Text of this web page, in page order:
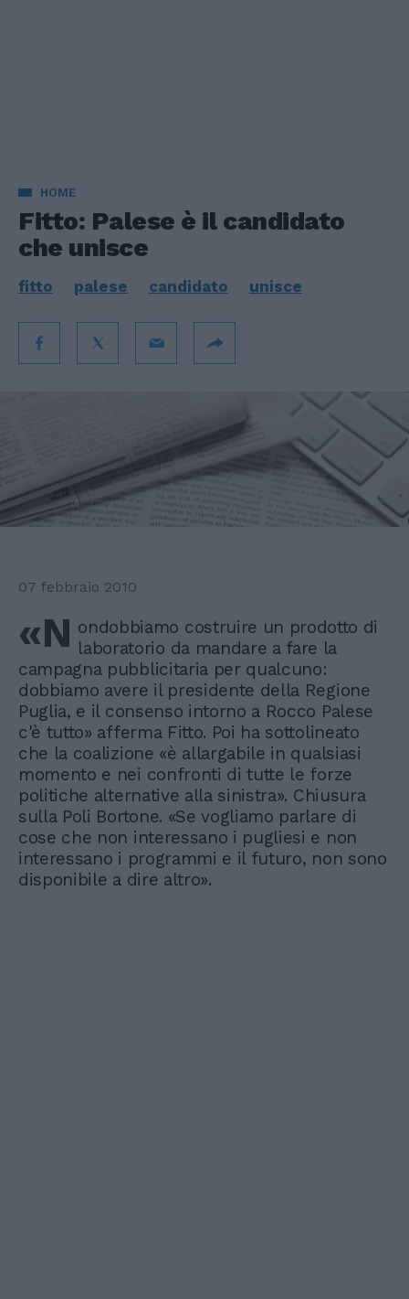
HOME
Fitto: Palese è il candidato
che unisce
fitto palese candidato unisce
07 febbraio 2010
«N ondobbiamo costruire un prodotto di
laboratorio da mandare a fare la
campagna pubblicitaria per qualcuno:
dobbiamo avere il presidente della Regione
Puglia, e il consenso intorno a Rocco Palese
c'è tutto» afferma Fitto. Poi ha sottolineato
che la coalizione «è allargabile in qualsiasi
momento e nei confronti di tutte le forze
politiche alternative alla sinistra». Chiusura
sulla Poli Bortone. «Se vogliamo parlare di
cose che non interessano i pugliesi e non
interessano i programmi e il futuro, non sono
disponibile a dire altro».